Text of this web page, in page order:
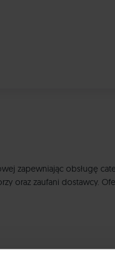
zapewniając obsługę
oraz zaufani dostawcy.